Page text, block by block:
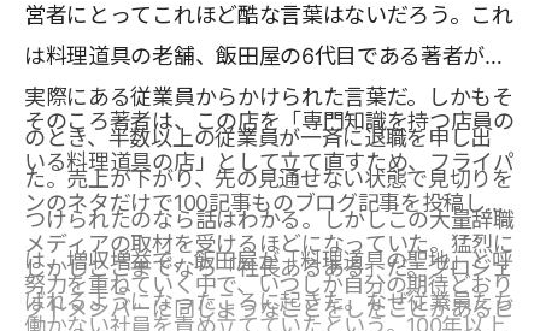
営者にとってこれほど酷な言葉はないだろう。これ
は料理道具の老舗、飯田屋の6代目である著者が、
実際にある従業員からかけられた言葉だ。しかもそ
のとき、半数以上の従業員が一斉に退職を申し出
た。売上が下がり、先の見通せない状態で見切りを
つけられたのなら話はわかる。しかしこの大量辞職
は、増収増益で、飯田屋が「料理道具の聖地」と呼
ばれるようになったころに起きた。なぜ従業員たち
そのころ著者は、この店を「専門知識を持つ店員の
いる料理道具の店」として立て直すため、フライパ
ンのネタだけで100記事ものブログ記事を投稿し、
メディアの取材を受けるほどになっていた。猛烈に
努力を重ねていく中で、いつしか自分の期待どおり
働かない社員を責め立てていたという。100年以上
しかしここまでなら「社長あるある」だ。プロジェ
クトメンバーに同じようなことをしたことがあるビ